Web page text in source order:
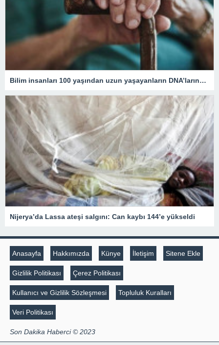
Bilim insanları 100 yaşından uzun yaşayanların DNA’larındaki kritik özelliği tespit etti
Nijerya’da Lassa ateşi salgını: Can kaybı 144’e yükseldi
Anasayfa Hakkımızda Künye İletişim Sitene Ekle
Gizlilik Politikası Çerez Politikası
Kullanıcı ve Gizlilik Sözleşmesi Topluluk Kuralları
Veri Politikası
Son Dakika Haberci © 2023